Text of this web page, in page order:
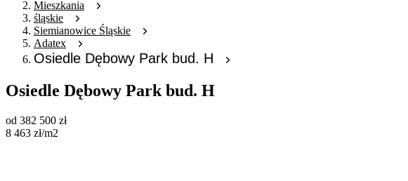
Mieszkania
śląskie
Siemianowice Śląskie
Adatex
Osiedle Dębowy Park bud. H
Osiedle Dębowy Park bud. H
od 382 500 zł
8 463 zł/m2